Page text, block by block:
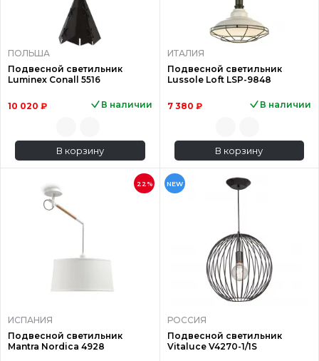
ПОЛЬША
Подвесной светильник
Luminex Conall 5516
10 020 ₽ В наличии
В корзину
ИТАЛИЯ
Подвесной светильник
Lussole Loft LSP-9848
7 380 ₽ В наличии
В корзину
22%
ИСПАНИЯ
Подвесной светильник
Mantra Nordica 4928
NEW
РОССИЯ
Подвесной светильник
Vitaluce V4270-1/1S